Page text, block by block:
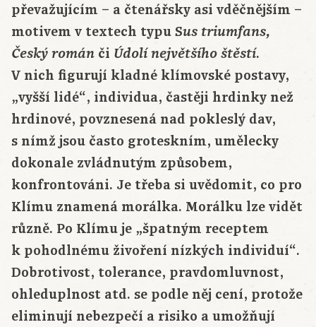
převažujícím – a čtenářsky asi vděčnějším –
motivem v textech typu Sus triumfans,
Český román či Údolí největšího štěstí.
V nich figurují kladné klímovské postavy,
„vyšší lidé“, individua, častěji hrdinky než
hrdinové, povznesená nad pokleslý dav,
s nímž jsou často groteskním, umělecky
dokonale zvládnutým způsobem,
konfrontováni. Je třeba si uvědomit, co pro
Klímu znamená morálka. Morálku lze vidět
různě. Po Klímu je „špatným receptem
k pohodlnému živoření nízkých individuí“.
Dobrotivost, tolerance, pravdomluvnost,
ohleduplnost atd. se podle něj cení, protože
eliminují nebezpečí a risiko a umožňují